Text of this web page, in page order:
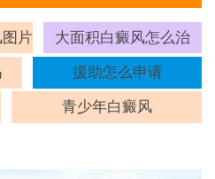
图片 大面积白癜风怎么治
援助怎么申请
青少年白癜风